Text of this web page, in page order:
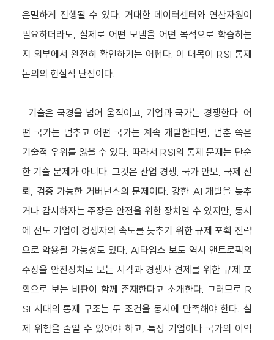
은밀하게 진행될 수 있다. 거대한 데이터센터와 연산자원이
필요하더라도, 실제로 어떤 모델을 어떤 목적으로 학습하는
지 외부에서 완전히 확인하기는 어렵다. 이 대목이 RSI 통제
논의의 현실적 난점이다.
기술은 국경을 넘어 움직이고, 기업과 국가는 경쟁한다. 어
떤 국가는 멈추고 어떤 국가는 계속 개발한다면, 멈춘 쪽은
기술적 우위를 잃을 수 있다. 따라서 RSI의 통제 문제는 단순
한 기술 문제가 아니다. 그것은 산업 경쟁, 국가 안보, 국제 신
뢰, 검증 가능한 거버넌스의 문제이다. 강한 AI 개발을 늦추
거나 감시하자는 주장은 안전을 위한 장치일 수 있지만, 동시
에 선도 기업이 경쟁자의 속도를 늦추기 위한 규제 포획 전략
으로 악용될 가능성도 있다. AI타임스 보도 역시 앤트로픽의
주장을 안전장치로 보는 시각과 경쟁사 견제를 위한 규제 포
획으로 보는 비판이 함께 존재한다고 소개한다. 그러므로 R
SI 시대의 통제 구조는 두 조건을 동시에 만족해야 한다. 실
제 위험을 줄일 수 있어야 하고, 특정 기업이나 국가의 이익